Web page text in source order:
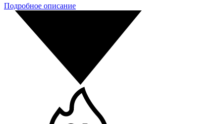
Подробное описание